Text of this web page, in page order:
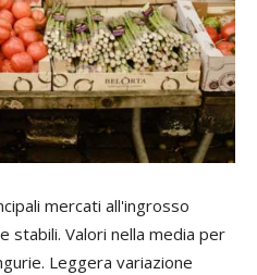
mercati all'ingrosso
stabili. Valori nella media per
Leggera variazione